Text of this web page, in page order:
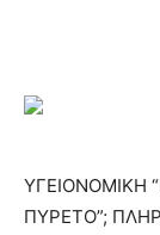
ΥΓΕΙΟΝΟΜΙΚΗ
ΠΥΡΕΤΟ”;